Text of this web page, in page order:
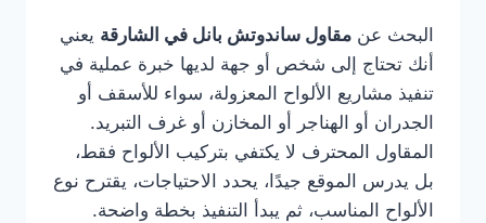
البحث عن مقاول ساندوتش بانل في الشارقة يعني
أنك تحتاج إلى شخص أو جهة لديها خبرة عملية في
تنفيذ مشاريع الألواح المعزولة، سواء للأسقف أو
الجدران أو الهناجر أو المخازن أو غرف التبريد.
المقاول المحترف لا يكتفي بتركيب الألواح فقط،
بل يدرس الموقع جيدًا، يحدد الاحتياجات، يقترح نوع
الألواح المناسب، ثم يبدأ التنفيذ بخطة واضحة.